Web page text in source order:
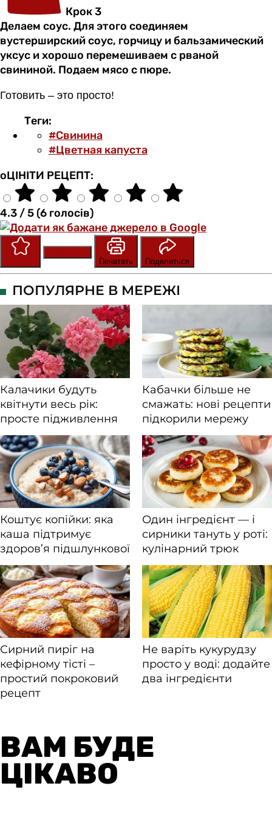
Крок 3
Делаем соус. Для этого соединяем
вустерширский соус, горчицу и бальзамический
уксус и хорошо перемешиваем с рваной
свининой. Подаем мясо с пюре.
Готовить – это просто!
Теги:
#Свинина
#Цветная капуста
оЦІНІТИ РЕЦЕПТ:
4.3 / 5 (6 голосів)
Печатать
Поделиться
ВАМ БУДЕ
ЦІКАВО